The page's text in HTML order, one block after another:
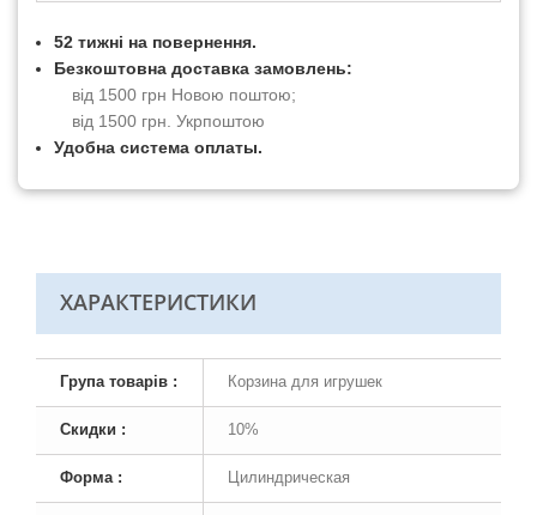
52 тижні на повернення.
Безкоштовна доставка замовлень:
від 1500 грн Новою поштою;
від 1500 грн. Укрпоштою
Удобна система оплаты.
ХАРАКТЕРИСТИКИ
Група товарів : Корзина для игрушек
Скидки : 10%
Форма : Цилиндрическая